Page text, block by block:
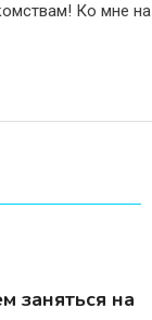
Ко мне на
заняться на